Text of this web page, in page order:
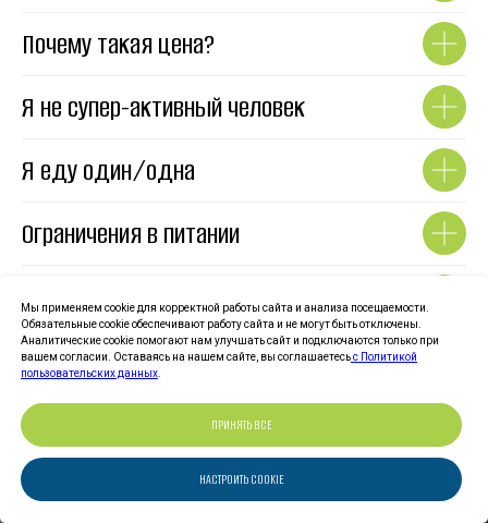
Почему такая цена?
Я не супер-активный человек
Я еду один/одна
Ограничения в питании
Я никогда не был(а) в круизе
Что с интернетом?
Мы применяем cookie для корректной работы сайта и анализа посещаемости.
Обязательные cookie обеспечивают работу сайта и не могут быть отключены.
Аналитические cookie помогают нам улучшать сайт и подключаются только при
вашем согласии. Оставаясь на нашем сайте, вы соглашаетесьс Политикой
пользовательских данных.
ПРИНЯТЬ ВСЕ
НАСТРОИТЬ COOKIE